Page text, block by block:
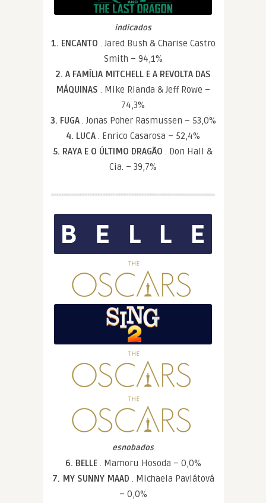
indicados
1. ENCANTO . Jared Bush & Charise Castro
Smith – 94,1%
2. A FAMÍLIA MITCHELL E A REVOLTA DAS
MÁQUINAS . Mike Rianda & Jeff Rowe –
74,3%
3. FUGA . Jonas Poher Rasmussen – 53,0%
4. LUCA . Enrico Casarosa – 52,4%
5. RAYA E O ÚLTIMO DRAGÃO . Don Hall &
Cia. – 39,7%
esnobados
6. BELLE . Mamoru Hosoda – 0,0%
7. MY SUNNY MAAD . Michaela Pavlátová
– 0,0%